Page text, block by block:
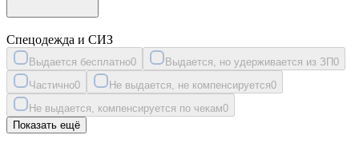
Спецодежда и СИЗ
Выдается бесплатно0 Выдается, но удерживается из ЗП0
Частично0 Не выдается, не компенсируется0
Не выдается, компенсируется по чекам0
Показать ещё